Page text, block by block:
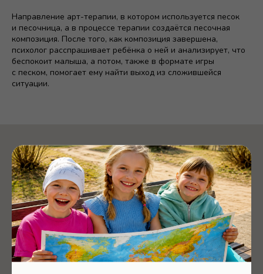
Направление арт-терапии, в котором используется песок
и песочница, а в процессе терапии создаётся песочная
композиция. После того, как композиция завершена,
психолог расспрашивает ребёнка о ней и анализирует, что
беспокоит малыша, а потом, также в формате игры
с песком, помогает ему найти выход из сложившейся
ситуации.